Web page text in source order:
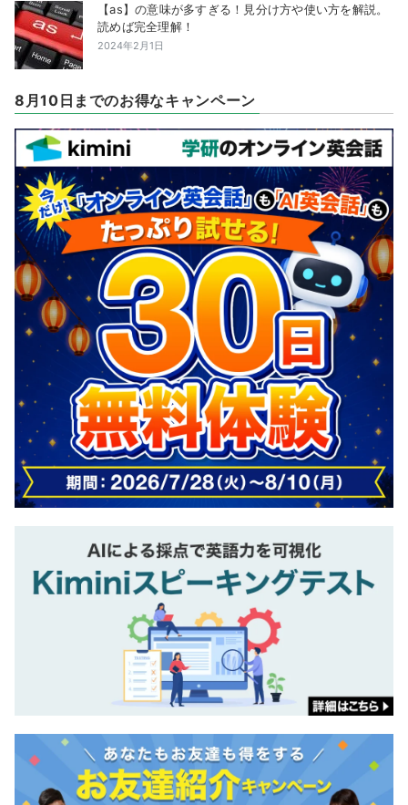
【as】の意味が多すぎる！見分け方や使い方を解説。
読めば完全理解！
2024年2月1日
8月10日までのお得なキャンペーン